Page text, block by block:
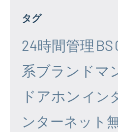
タグ
24時間管理 BS
系ブランドマ
ドアホン イン
ンターネット